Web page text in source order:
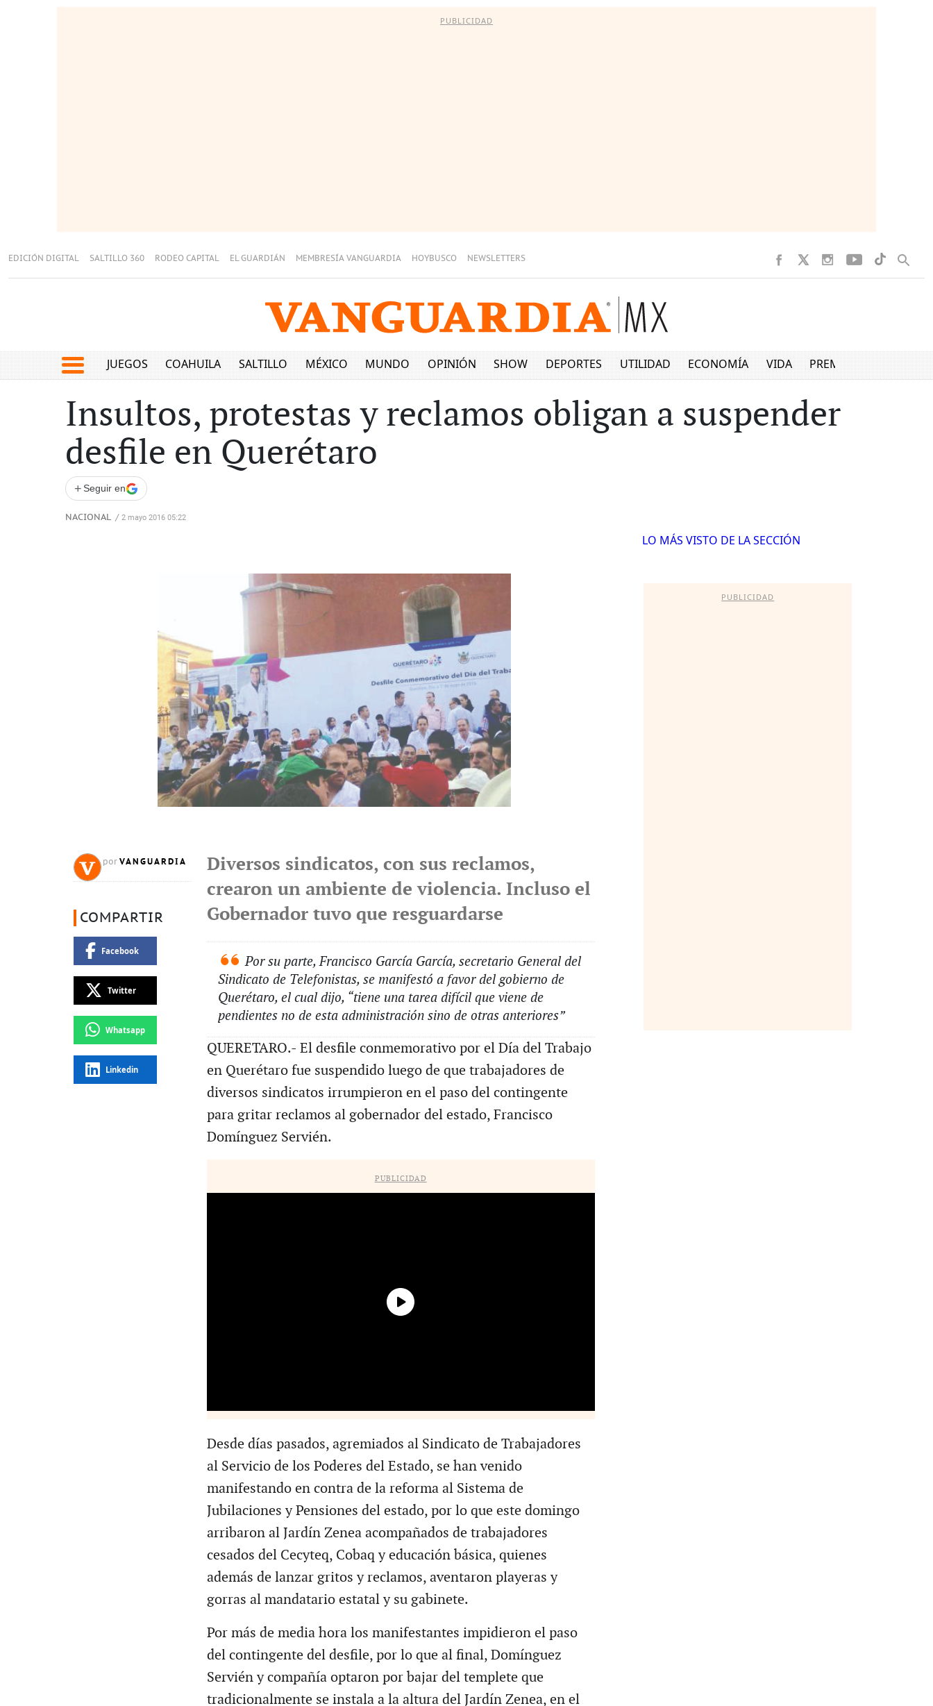
PUBLICIDAD
EDICIÓN DIGITAL SALTILLO 360 RODEO CAPITAL EL GUARDIÁN MEMBRESÍA VANGUARDIA HOYBUSCO NEWSLETTERS
JUEGOS COAHUILA SALTILLO MÉXICO MUNDO OPINIÓN SHOW DEPORTES UTILIDAD ECONOMÍA VIDA PREMIUM
Insultos, protestas y reclamos obligan a suspender
desfile en Querétaro
+ Seguir en
NACIONAL / 2 mayo 2016 05:22
por VANGUARDIA
COMPARTIR
Facebook
Twitter
Whatsapp
Linkedin
Diversos sindicatos, con sus reclamos,
crearon un ambiente de violencia. Incluso el
Gobernador tuvo que resguardarse
Por su parte, Francisco García García, secretario General del
Sindicato de Telefonistas, se manifestó a favor del gobierno de
Querétaro, el cual dijo, “tiene una tarea difícil que viene de
pendientes no de esta administración sino de otras anteriores”
QUERETARO.- El desfile conmemorativo por el Día del Trabajo
en Querétaro fue suspendido luego de que trabajadores de
diversos sindicatos irrumpieron en el paso del contingente
para gritar reclamos al gobernador del estado, Francisco
Domínguez Servién.
PUBLICIDAD
Desde días pasados, agremiados al Sindicato de Trabajadores
al Servicio de los Poderes del Estado, se han venido
manifestando en contra de la reforma al Sistema de
Jubilaciones y Pensiones del estado, por lo que este domingo
arribaron al Jardín Zenea acompañados de trabajadores
cesados del Cecyteq, Cobaq y educación básica, quienes
además de lanzar gritos y reclamos, aventaron playeras y
gorras al mandatario estatal y su gabinete.
Por más de media hora los manifestantes impidieron el paso
del contingente del desfile, por lo que al final, Domínguez
Servién y compañía optaron por bajar del templete que
tradicionalmente se instala a la altura del Jardín Zenea, en el
LO MÁS VISTO DE LA SECCIÓN
PUBLICIDAD